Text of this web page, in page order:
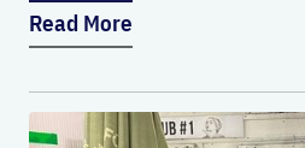
Read More